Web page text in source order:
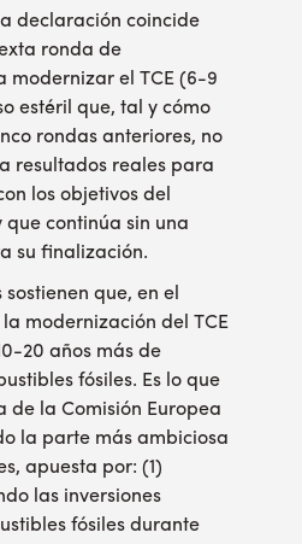
declaración coincide
ronda de
modernizar el TCE (6-9
estéril que, tal y cómo
rondas anteriores, no
resultados reales para
los objetivos del
que continúa sin una
su finalización.
que, en el
modernización del TCE
20 años más de
fósiles. Es lo que
de la Comisión Europea
la parte más ambiciosa
apuesta por: (1)
las inversiones
fósiles durante